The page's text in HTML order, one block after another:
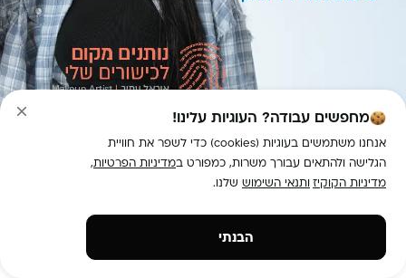
מחפשים עבודה? העוגיות עלינו!
אנחנו משתמשים בעוגיות (cookies) כדי לשפר את חוויית
הגלישה ולהתאים עבורך משרות, כמפורט במדיניות הפרטיות,
מדיניות הקוקיזותנאי השימוש שלנו.
הבנתי